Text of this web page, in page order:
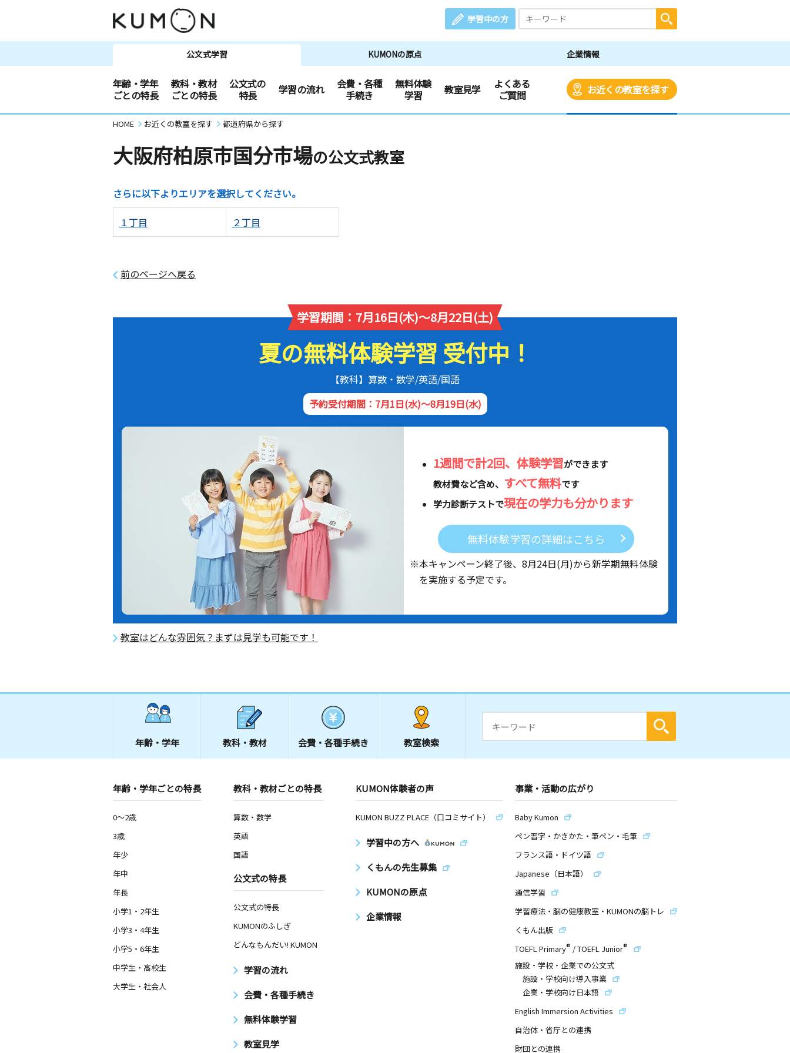
学習中の方
公文式学習 KUMONの原点 企業情報
年齢・学年
ごとの特長
教科・教材
ごとの特長
公文式の
特長
学習の流れ
会費・各種
手続き
無料体験
学習
教室見学
よくある
ご質問
お近くの教室を探す
HOME お近くの教室を探す 都道府県から探す
大阪府柏原市国分市場の公文式教室
さらに以下よりエリアを選択してください。
１丁目 ２丁目
前のページへ戻る
学習期間：7月16日(木)～8月22日(土)
夏の無料体験学習 受付中！
【教科】算数・数学/英語/国語
予約受付期間：7月1日(水)～8月19日(水)
1週間で計2回、体験学習ができます
教材費など含め、 すべて無料です
学力診断テストで現在の学力も分かります
無料体験学習の詳細はこちら
※本キャンペーン終了後、 8月24日(月)から新学期無料体験
を実施する予定です。
教室はどんな雰囲気？まずは見学も可能です！
年齢・学年 教科・教材 会費・ 各種手続き 教室検索
年齢・学年ごとの特長
0～2歳
3歳
年少
年中
年長
小学1・2年生
小学3・4年生
小学5・6年生
中学生・高校生
大学生・社会人
教科・教材ごとの特長
算数・数学
英語
国語
公文式の特長
公文式の特長
KUMONのふしぎ
どんなもんだい! KUMON
学習の流れ
会費・各種手続き
無料体験学習
教室見学
KUMON体験者の声
KUMON BUZZ PLACE（口コミサイト）
学習中の方へ
くもんの先生募集
KUMONの原点
企業情報
事業・活動の広がり
Baby Kumon
ペン習字・かきかた・筆ペン・毛筆
フランス語・ドイツ語
Japanese（日本語）
通信学習
学習療法・脳の健康教室・KUMONの脳トレ
くもん出版
TOEFL Primary® /TOEFL Junior®
施設・学校・企業での公文式
施設・学校向け導入事業
企業・学校向け日本語
English Immersion Activities
自治体・省庁との連携
財団との連携